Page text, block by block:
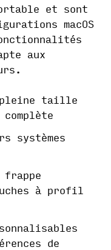
et sont
macOS
aux
pleine taille
systèmes
frappe
à profil
de